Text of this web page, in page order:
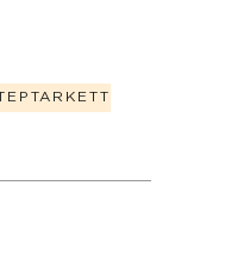
TARKETT